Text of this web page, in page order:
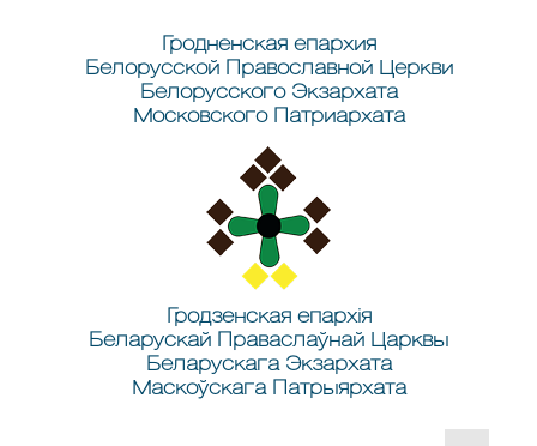
Гродненская епархия
Белорусской Православной Церкви
Белорусского Экзархата
Московского Патриархата
Гродзенская епархія
Беларускай Праваслаўнай Царквы
Беларускага Экзархата
Маскоўскага Патрыярхата